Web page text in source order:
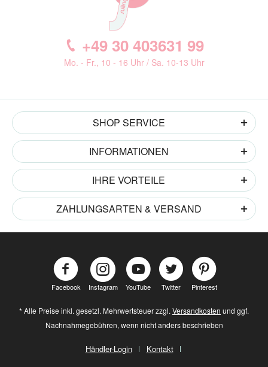
+49 30 403631 99
Mo. - Fr., 10 - 16 Uhr / Sa. 10-13 Uhr
SHOP SERVICE
INFORMATIONEN
IHRE VORTEILE
ZAHLUNGSARTEN & VERSAND
Facebook Instagram YouTube Twitter Pinterest
* Alle Preise inkl. gesetzl. Mehrwertsteuer zzgl. Versandkosten und ggf.
Nachnahmegebühren, wenn nicht anders beschrieben
Händler-Login
Kontakt